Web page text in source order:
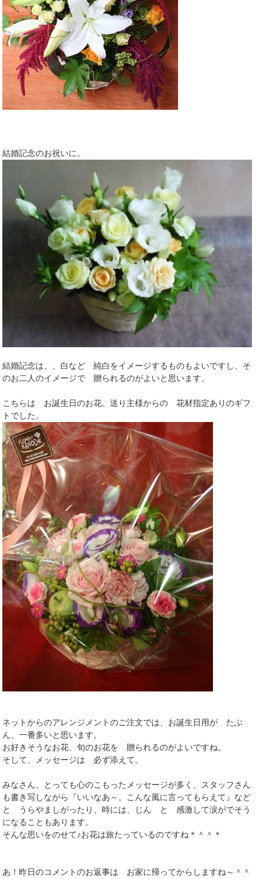
結婚記念のお祝いに。
結婚記念は、、白など 純白をイメージするものもよいですし、そ
のお二人のイメージで 贈られるのがよいと思います。
こちらは お誕生日のお花。送り主様からの 花材指定ありのギフ
トでした。
ネットからのアレンジメントのご注文では、お誕生日用が たぶ
ん、一番多いと思います。
お好きそうなお花、旬のお花を 贈られるのがよいですね。
そして、メッセージは 必ず添えて。
みなさん、とっても心のこもったメッセージが多く、スタッフさん
も書き写しながら『いいなあ～。こんな風に言ってもらえて』など
と うらやましがったり、時には、じん と 感激して涙がでそう
になることもあります。
そんな思いをのせて♪お花は旅たっているのですね＊＾＾＊
あ！昨日のコメントのお返事は お家に帰ってからしますね～＾＾